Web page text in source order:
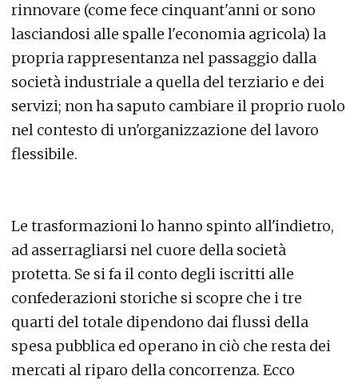
rinnovare (come fece cinquant'anni or sono
lasciandosi alle spalle l'economia agricola) la
propria rappresentanza nel passaggio dalla
società industriale a quella del terziario e dei
servizi; non ha saputo cambiare il proprio ruolo
nel contesto di un'organizzazione del lavoro
flessibile.
Le trasformazioni lo hanno spinto all'indietro,
ad asserragliarsi nel cuore della società
protetta. Se si fa il conto degli iscritti alle
confederazioni storiche si scopre che i tre
quarti del totale dipendono dai flussi della
spesa pubblica ed operano in ciò che resta dei
mercati al riparo della concorrenza. Ecco